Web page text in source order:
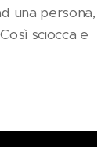
una persona,
sciocca e